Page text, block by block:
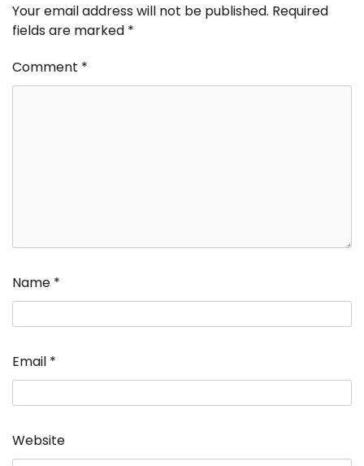
Your email address will not be published. Required
fields are marked *
Comment *
Name *
Email *
Website